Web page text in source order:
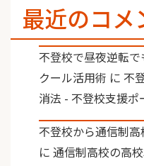
最近のコメ
不登校で昼夜逆転
クール活用術 に 不
消法 - 不登校支援
不登校から通信制
に 通信制高校の高